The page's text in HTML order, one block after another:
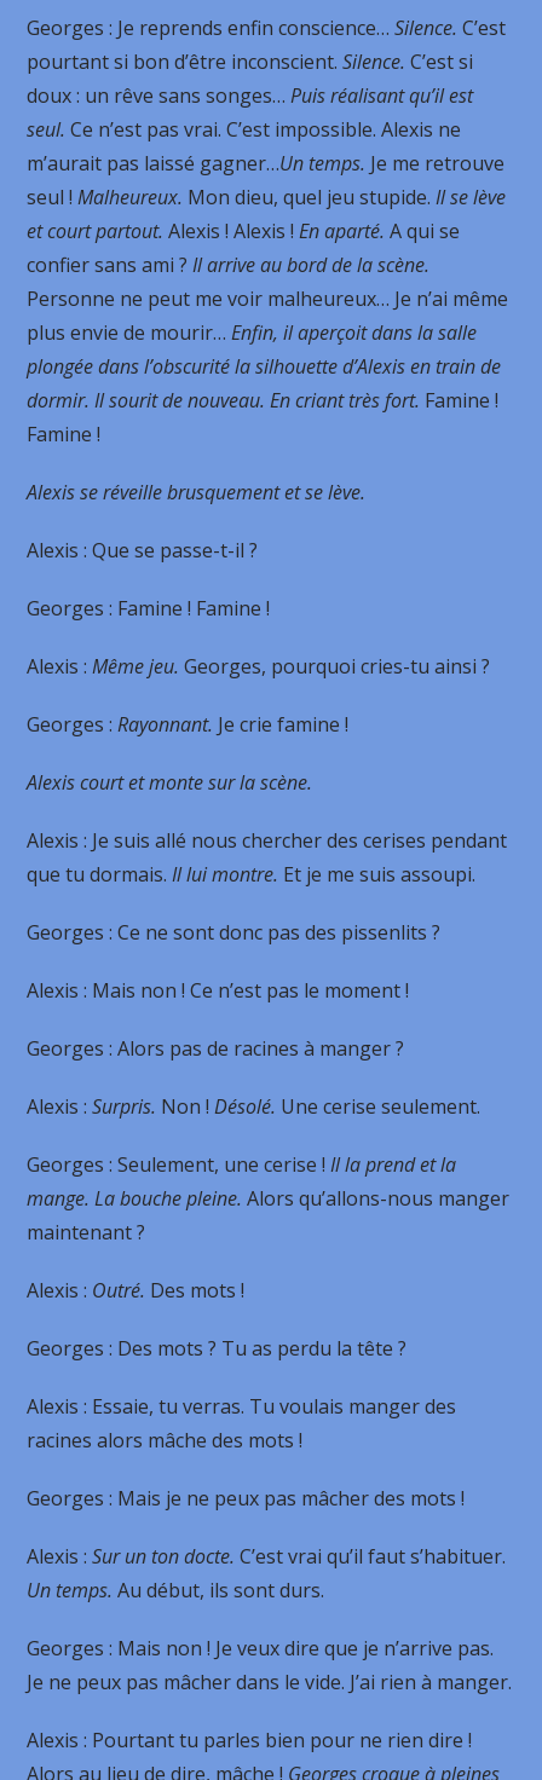
Georges : Je reprends enfin conscience…Silence. C’est
pourtant si bon d’être inconscient.Silence. C’est si
doux : un rêve sans songes…Puis réalisant qu’il est
seul. Ce n’est pas vrai. C’est impossible. Alexis ne
m’aurait pas laissé gagner…Un temps. Je me retrouve
seul !Malheureux. Mon dieu, quel jeu stupide.Il se lève
et court partout. Alexis ! Alexis !En aparté. A qui se
confier sans ami ?Il arrive au bord de la scène.
Personne ne peut me voir malheureux… Je n’ai même
plus envie de mourir…Enfin, il aperçoit dans la salle
plongée dans l’obscurité la silhouette d’Alexis en train de
dormir. Il sourit de nouveau. En criant très fort. Famine !
Famine !
Alexis se réveille brusquement et se lève.
Alexis : Que se passe-t-il ?
Georges : Famine ! Famine !
Alexis :Même jeu. Georges, pourquoi cries-tu ainsi ?
Georges :Rayonnant. Je crie famine !
Alexis court et monte sur la scène.
Alexis : Je suis allé nous chercher des cerises pendant
que tu dormais.Il lui montre. Et je me suis assoupi.
Georges : Ce ne sont donc pas des pissenlits ?
Alexis : Mais non ! Ce n’est pas le moment !
Georges : Alors pas de racines à manger ?
Alexis :Surpris. Non !Désolé. Une cerise seulement.
Georges : Seulement, une cerise ! Il la prend et la
mange. La bouche pleine. Alors qu’allons-nous manger
maintenant ?
Alexis : Outré. Des mots !
Georges : Des mots ? Tu as perdu la tête ?
Alexis : Essaie, tu verras. Tu voulais manger des
racines alors mâche des mots !
Georges : Mais je ne peux pas mâcher des mots !
Alexis :Sur un ton docte. C’est vrai qu’il faut s’habituer.
Un temps. Au début, ils sont durs.
Georges : Mais non ! Je veux dire que je n’arrive pas.
Je ne peux pas mâcher dans le vide. J’ai rien à manger.
Alexis : Pourtant tu parles bien pour ne rien dire !
Alors au lieu de dire, mâche ! Georges croque à pleines